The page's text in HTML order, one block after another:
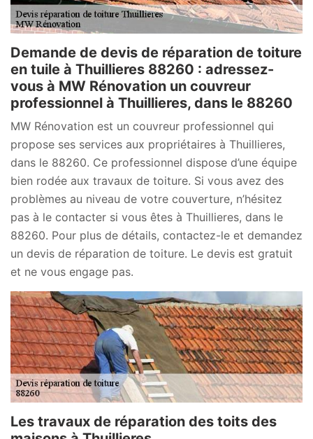
Demande de devis de réparation de toiture
en tuile à Thuillieres 88260 : adressez-
vous à MW Rénovation un couvreur
professionnel à Thuillieres, dans le 88260
MW Rénovation est un couvreur professionnel qui
propose ses services aux propriétaires à Thuillieres,
dans le 88260. Ce professionnel dispose d’une équipe
bien rodée aux travaux de toiture. Si vous avez des
problèmes au niveau de votre couverture, n’hésitez
pas à le contacter si vous êtes à Thuillieres, dans le
88260. Pour plus de détails, contactez-le et demandez
un devis de réparation de toiture. Le devis est gratuit
et ne vous engage pas.
Les travaux de réparation des toits des